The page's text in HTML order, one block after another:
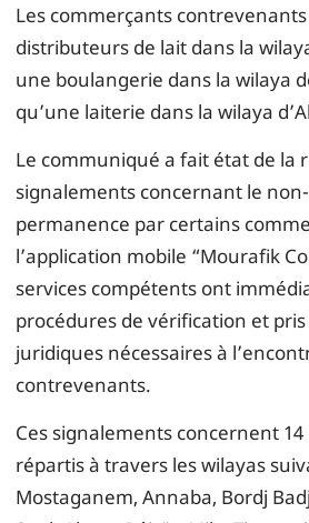
Les commerçants
distributeurs de lait dans la
une boulangerie dans la wilaya
qu’une laiterie dans la wilaya
Le communiqué a fait état de la
signalements concernant le
permanence par certains
l’application mobile “Mourafik
services compétents ont
procédures de vérification et
juridiques nécessaires à
contrevenants.
Ces signalements concernent
répartis à travers les wilayas
Mostaganem, Annaba, Bordj